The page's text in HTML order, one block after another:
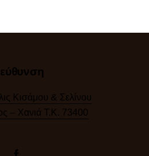
Κισάμου & Σελίνου
– Χανιά Τ.Κ. 73400